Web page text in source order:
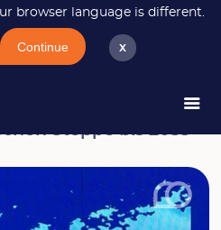
browser language is different.
Continue x
Steppe bis 2033